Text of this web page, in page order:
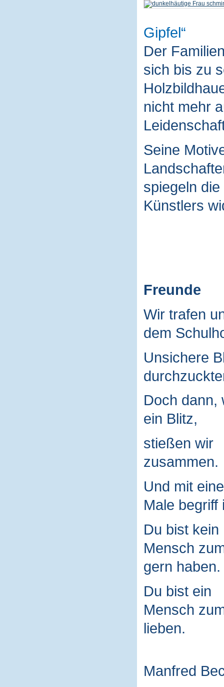
Gipfel
Der
sich bis zu
nicht mehr
Seine
spiegeln
Künstlers
Freunde
Wir trafen
dem
Unsichere
Doch dann,
ein Blitz,
stießen wir
zusammen.
Und mit
Male begriff
Du bist kein
Mensch
gern haben.
Du bist ein
Mensch
lieben.
Manfred